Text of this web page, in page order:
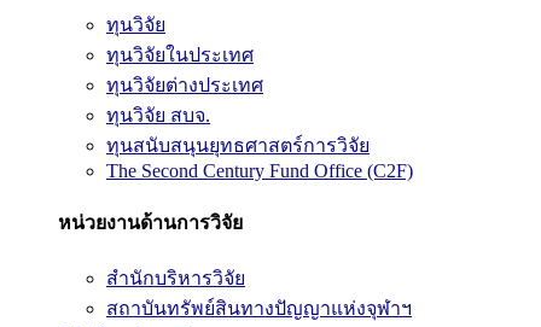
ทุนวิจัย
ทุนวิจัยในประเทศ
ทุนวิจัยต่างประเทศ
ทุนวิจัย สบจ.
ทุนสนับสนุนยุทธศาสตร์การวิจัย
The Second Century Fund Office (C2F)
หน่วยงานด้านการวิจัย
สำนักบริหารวิจัย
สถาบันทรัพย์สินทางปัญญาแห่งจุฬาฯ